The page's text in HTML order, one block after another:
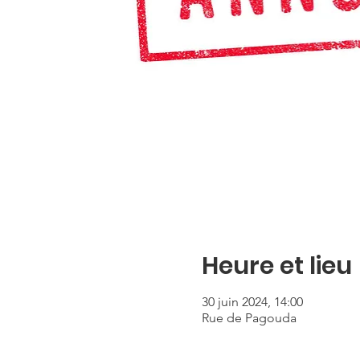
Heure et lieu
30 juin 2024, 14:00
Rue de Pagouda